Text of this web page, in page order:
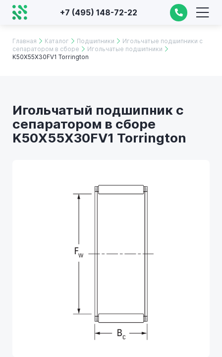
+7 (495) 148-72-22
Главная Каталог Подшипники
Игольчатые подшипники с
сепаратором в сборе
Игольчатые подшипники
K50X55X30FV1 Torrington
Игольчатый подшипник с
сепаратором в сборе
K50X55X30FV1 Torrington